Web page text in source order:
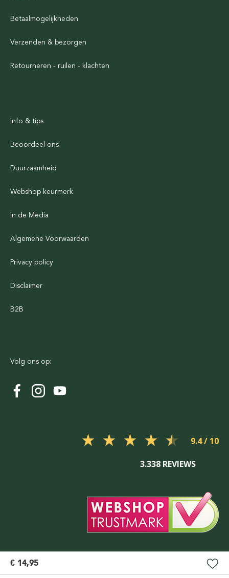
€ 14,95
Betaalmogelijkheden
Verzenden & bezorgen
Retourneren - ruilen - klachten
Info & tips
Beoordeel ons
Duurzaamheid
Webshop keurmerk
In de Media
Algemene Voorwaarden
Privacy policy
Disclaimer
B2B
Volg ons op:
9.4
3.338 REVIEWS